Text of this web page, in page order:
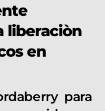
liberaciòn
en
para